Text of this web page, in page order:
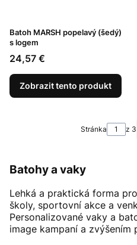
Batoh MARSH popelavý (šedý)
s logem
Cena
24,57 €
Zobrazit tento produkt
Stránka z 3
Batohy a vaky
Lehká a praktická forma
školy, sportovní akce a
Personalizované vaky a
image kampaní a zvýšením